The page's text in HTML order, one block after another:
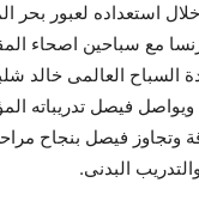
استعداده لعبور بحر
مع سباحين اصحاء
السباح العالمى خالد
فيصل تدريباته
وتجاوز فيصل بنجاح
البدنى.